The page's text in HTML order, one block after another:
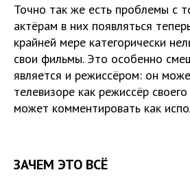
Точно так же есть проблемы с
актёрам в них появляться
крайней мере категорически
свои фильмы. Это особенно
является и режиссёром: он
телевизоре как режиссёр
может комментировать как
ЗАЧЕМ ЭТО ВСЁ